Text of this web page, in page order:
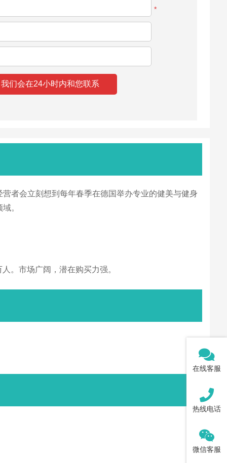
*
者会立刻想到每年春季在德国举办专业的健美与健身
。
。市场广阔，潜在购买力强。
在线客服
热线电话
微信客服